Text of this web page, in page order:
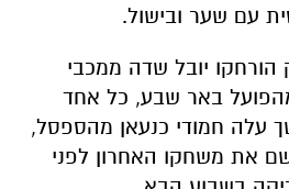
עם שער ובישול.
יובל שדה ממכבי
מהפועל באר שבע, כל אחד
עלה חמודי כנעאן מהספסל,
את משחקו האחרון לפני